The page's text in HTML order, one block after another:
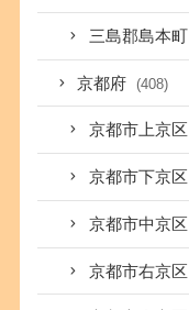
三島郡島本町
京都府 (408)
京都市上京区
京都市下京区
京都市中京区
京都市右京区